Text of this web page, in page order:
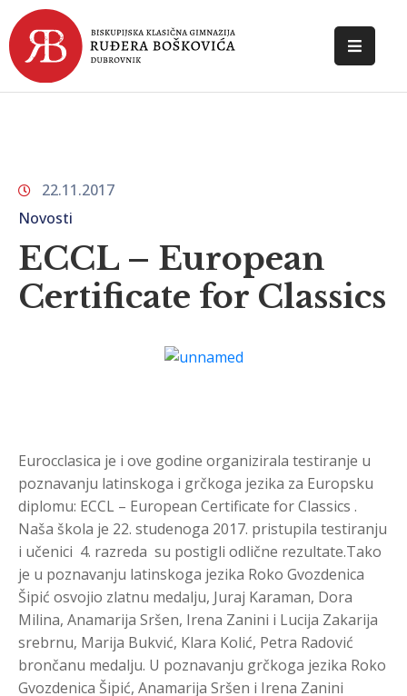
POČETNA
DOKUMENTI
KONTAKT
22.11.2017
Novosti
ECCL – European
Certificate for Classics
Eurocclasica je i ove godine organizirala testiranje u
poznavanju latinskoga i grčkoga jezika za Europsku
diplomu: ECCL – European Certificate for Classics .
Naša škola je 22. studenoga 2017. pristupila testiranju
i učenici 4. razreda su postigli odlične rezultate.Tako
je u poznavanju latinskoga jezika Roko Gvozdenica
Šipić osvojio zlatnu medalju, Juraj Karaman, Dora
Milina, Anamarija Sršen, Irena Zanini i Lucija Zakarija
srebrnu, Marija Bukvić, Klara Kolić, Petra Radović
brončanu medalju. U poznavanju grčkoga jezika Roko
Gvozdenica Šipić, Anamarija Sršen i Irena Zanini